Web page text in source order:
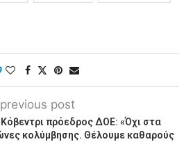
previous post
πρόεδρος ΔΟΕ: «Όχι στα
κολύμβησης. Θέλουμε καθαρούς